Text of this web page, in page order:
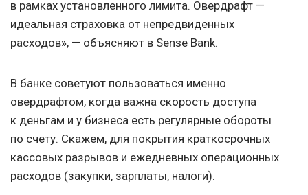
в рамках установленного лимита. Овердрафт —
идеальная страховка от непредвиденных
расходов», — объясняют в Sense Bank.
В банке советуют пользоваться именно
овердрафтом, когда важна скорость доступа
к деньгам и у бизнеса есть регулярные обороты
по счету. Скажем, для покрытия краткосрочных
кассовых разрывов и ежедневных операционных
расходов (закупки, зарплаты, налоги).